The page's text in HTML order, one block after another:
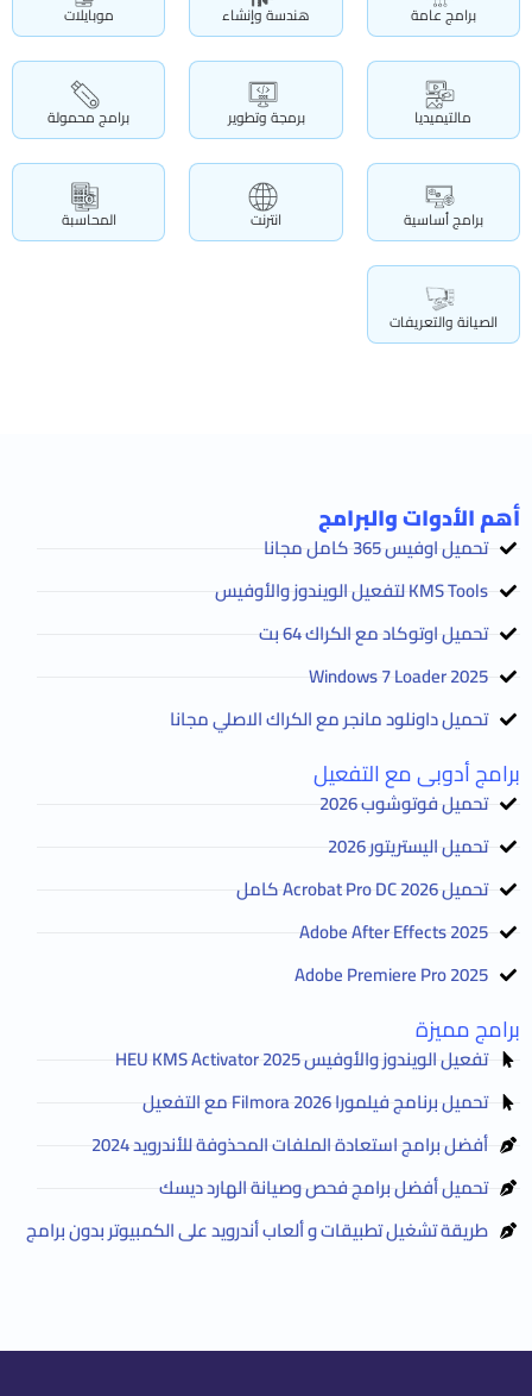
برامج عامة هندسة وإنشاء موبايلات
مالتيميديا برمجة وتطوير برامج محمولة
برامج أساسية انترنت المحاسبة
الصيانة والتعريفات
أهم الأدوات والبرامج
تحميل اوفيس 365 كامل مجانا
KMS Tools لتفعيل الويندوز والأوفيس
تحميل اوتوكاد مع الكراك 64 بت
2025 Windows 7 Loader
تحميل داونلود مانجر مع الكراك الاصلي مجانا
برامج أدوبى مع التفعيل
تحميل فوتوشوب 2026
تحميل اليستريتور 2026
تحميل Acrobat Pro DC 2026 كامل
Adobe After Effects 2025
Adobe Premiere Pro 2025
برامج مميزة
تفعيل الويندوز والأوفيس HEU KMS Activator 2025
تحميل برنامج فيلمورا Filmora 2026 مع التفعيل
أفضل برامج استعادة الملفات المحذوفة للأندرويد 2024
تحميل أفضل برامج فحص وصيانة الهارد ديسك
طريقة تشغيل تطبيقات و ألعاب أندرويد على الكمبيوتر بدون برامج